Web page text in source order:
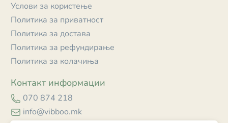
Услови за користење
Политика за приватност
Политика за достава
Политика за рефундирање
Политика за колачиња
Контакт информации
070 874 218
info@vibboo.mk